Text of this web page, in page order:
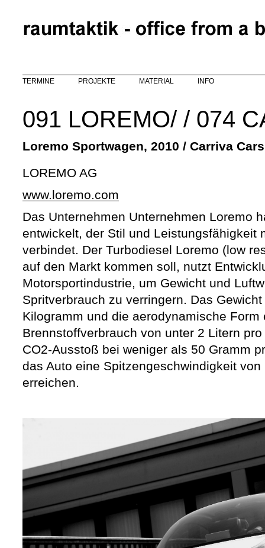
TERMINE PROJEKTE MATERIAL INFO
091 LOREMO/ / 074
Loremo Sportwagen, 2010 / Carriva
LOREMO AG
www.loremo.com
Das Unternehmen Unternehmen Loremo
entwickelt, der Stil und Leistungsfähigkeit
verbindet. Der Turbodiesel Loremo (low
auf den Markt kommen soll, nutzt
Motorsportindustrie, um Gewicht und
Spritverbrauch zu verringern. Das
Kilogramm und die aerodynamische Form
Brennstoffverbrauch von unter 2 Litern
CO2-Ausstoß bei weniger als 50 Gramm
das Auto eine Spitzengeschwindigkeit
erreichen.